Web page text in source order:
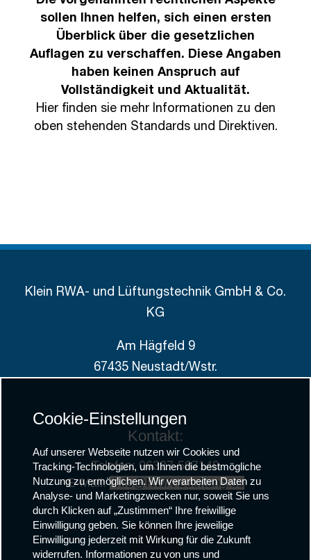
sollen Ihnen helfen, sich einen ersten
Überblick über die gesetzlichen
Auflagen zu verschaffen. Diese Angaben
haben keinen Anspruch auf
Vollständigkeit und Aktualität.
Hier finden sie mehr Informationen zu den
oben stehenden Standards und Direktiven.
Klein RWA- und Lüftungstechnik GmbH & Co.
KG
Am Hägfeld 9
67435 Neustadt/Wstr.
Kontakt:
Telefon: 06327-507149
E-Mail:info@RWA-Lueftung.de
Cookie-Einstellungen
Auf unserer Webseite nutzen wir Cookies und
Tracking-Technologien, um Ihnen die bestmögliche
Nutzung zu ermöglichen. Wir verarbeiten Daten zu
Analyse- und Marketingzwecken nur, soweit Sie uns
durch Klicken auf „Zustimmen“ Ihre freiwillige
Einwilligung geben. Sie können Ihre jeweilige
Einwilligung jederzeit mit Wirkung für die Zukunft
widerrufen. Informationen zu von uns und